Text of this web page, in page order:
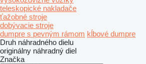
teleskopické nakladače
ťažobné stroje
dobývacie stroje
dumpre s pevným rámom kĺbové dumpre
Druh náhradného dielu
originálny náhradný diel
Značka